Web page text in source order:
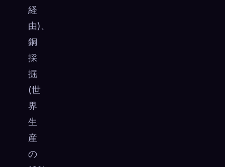
経
由)、
銅
採
掘
(世
界
生
産
の